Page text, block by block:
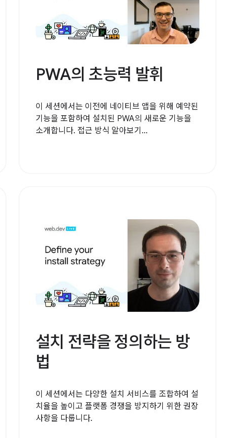
PWA의 초능력 발휘
이 세션에서는 이전에 네이티브 앱을 위해 예약된
기능을 포함하여 설치된 PWA의 새로운 기능을
소개합니다. 접근 방식 알아보기...
설치 전략을 정의하는 방
법
이 세션에서는 다양한 설치 서비스를 조합하여 설
치율을 높이고 플랫폼 경쟁을 방지하기 위한 권장
사항을 다룹니다.